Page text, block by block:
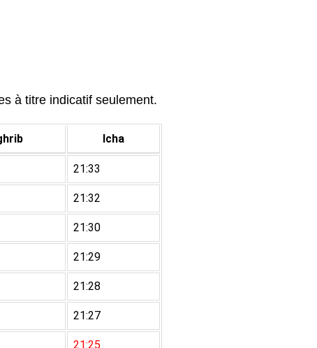
à titre indicatif seulement.
Icha
21:33
21:32
21:30
21:29
21:28
21:27
21:25